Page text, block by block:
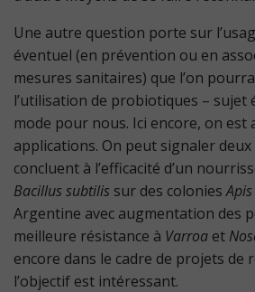
Une autre question porte sur
éventuel (en prévention ou en
mesures sanitaires) que l’on
l’utilisation de probiotiques – sujet
mode pour nous. Ici encore, on est
applications. On peut signaler
concluent à l’efficacité d’un
Bacillus subtilis sur des colonies
Argentine avec augmentation des
meilleure résistance à Varroa et
encore dans le cadre de projets de
l’objectif est intéressant.